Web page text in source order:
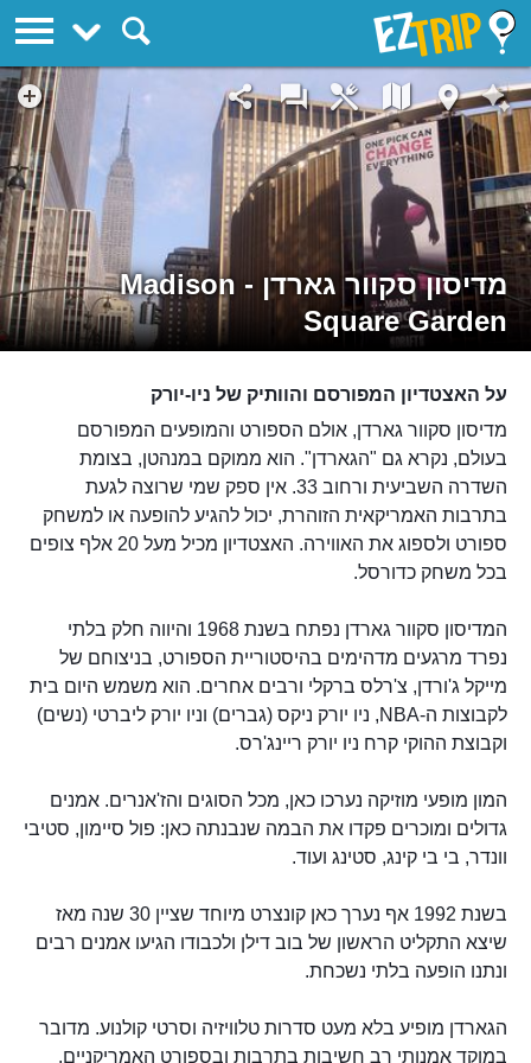
מדיסון סקוור גארדן - Madison
Square Garden
על האצטדיון המפורסם והוותיק של ניו-יורק
מדיסון סקוור גארדן, אולם הספורט והמופעים המפורסם
בעולם, נקרא גם "הגארדן". הוא ממוקם במנהטן, בצומת
השדרה השביעית ורחוב 33. אין ספק שמי שרוצה לגעת
בתרבות האמריקאית הזוהרת, יכול להגיע להופעה או למשחק
ספורט ולספוג את האווירה. האצטדיון מכיל מעל 20 אלף צופים
בכל משחק כדורסל.
המדיסון סקוור גארדן נפתח בשנת 1968 והיווה חלק בלתי
נפרד מרגעים מדהימים בהיסטוריית הספורט, בניצוחם של
מייקל ג'ורדן, צ'רלס ברקלי ורבים אחרים. הוא משמש היום בית
לקבוצות ה-NBA, ניו יורק ניקס (גברים) וניו יורק ליברטי (נשים)
וקבוצת ההוקי קרח ניו יורק ריינג'רס.
המון מופעי מוזיקה נערכו כאן, מכל הסוגים והז'אנרים. אמנים
גדולים ומוכרים פקדו את הבמה שנבנתה כאן: פול סיימון, סטיבי
וונדר, בי בי קינג, סטינג ועוד.
בשנת 1992 אף נערך כאן קונצרט מיוחד שציין 30 שנה מאז
שיצא התקליט הראשון של בוב דילן ולכבודו הגיעו אמנים רבים
ונתנו הופעה בלתי נשכחת.
הגארדן מופיע בלא מעט סדרות טלוויזיה וסרטי קולנוע. מדובר
במוקד אמנותי רב חשיבות בתרבות ובספורט האמריקניים.
EZTrip